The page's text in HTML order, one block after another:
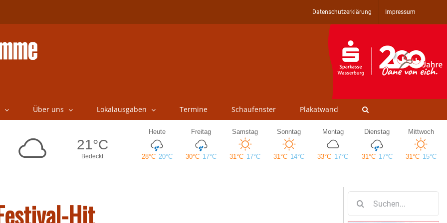
Datenschutzerklärung Impressum
Über uns Lokalausgaben Termine Schaufenster Plakatwand
Hit
nach: